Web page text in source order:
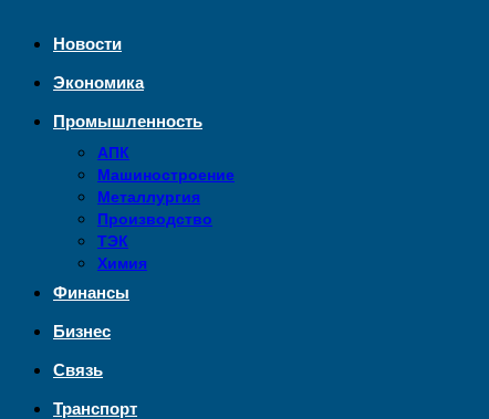
Новости
Экономика
Промышленность
АПК
Машиностроение
Металлургия
Производство
ТЭК
Химия
Финансы
Бизнес
Связь
Транспорт